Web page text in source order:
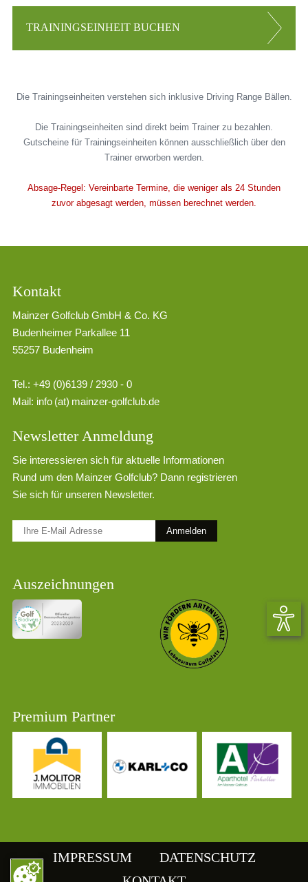
TRAININGSEINHEIT BUCHEN
Die Trainingseinheiten verstehen sich inklusive Driving Range Bällen.
Die Trainingseinheiten sind direkt beim Trainer zu bezahlen.
Gutscheine für Trainingseinheiten können ausschließlich über den
Trainer erworben werden.
Absage-Regel: Vereinbarte Termine, die weniger als 24 Stunden
zuvor abgesagt werden, müssen berechnet werden.
Kontakt
Mainzer Golfclub GmbH & Co. KG
Budenheimer Parkallee 11
55257 Budenheim
Tel.: +49 (0)6139 / 2930 - 0
Mail: info (at) mainzer-golfclub.de
Newsletter Anmeldung
Sie interessieren sich für aktuelle Informationen
Rund um den Mainzer Golfclub? Dann registrieren
Sie sich für unseren Newsletter.
Anmelden
Auszeichnungen
Premium Partner
IMPRESSUM
DATENSCHUTZ